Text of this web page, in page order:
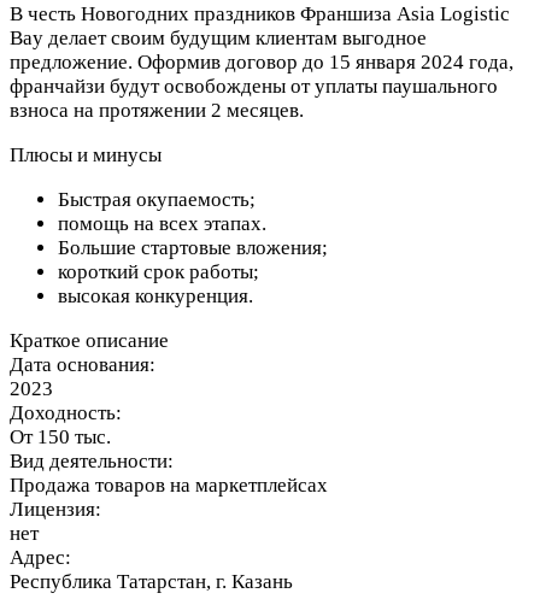
В честь Новогодних праздников Франшиза Asia Logistic
Bay делает своим будущим клиентам выгодное
предложение. Оформив договор до 15 января 2024 года,
франчайзи будут освобождены от уплаты паушального
взноса на протяжении 2 месяцев.
Плюсы и минусы
Быстрая окупаемость;
помощь на всех этапах.
Большие стартовые вложения;
короткий срок работы;
высокая конкуренция.
Краткое описание
Дата основания:
2023
Доходность:
От 150 тыс.
Вид деятельности:
Продажа товаров на маркетплейсах
Лицензия:
нет
Адрес:
Республика Татарстан, г. Казань